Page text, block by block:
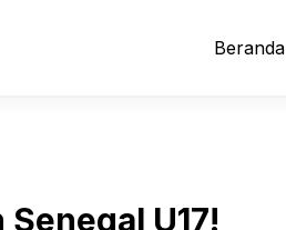
Beranda
U17!